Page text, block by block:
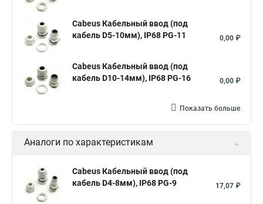
Cabeus Кабельный ввод (под
кабель D5-10мм), IP68 PG-11
0,00 ₽
Cabeus Кабельный ввод (под
кабель D10-14мм), IP68 PG-16
0,00 ₽
Показать больше
Аналоги по характеристикам
Cabeus Кабельный ввод (под
кабель D4-8мм), IP68 PG-9
17,07 ₽